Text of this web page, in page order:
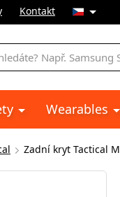
Kontakt
Wearables
Zadní kryt Tactical